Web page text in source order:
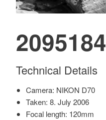
2095184
Technical Details
Camera: NIKON D70
Taken: 8. July 2006
Focal length: 120mm